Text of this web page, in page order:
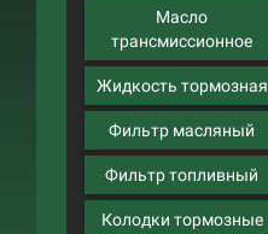
Масло
трансмиссионное
Жидкость тормозная
Фильтр масляный
Фильтр топливный
Колодки тормозные